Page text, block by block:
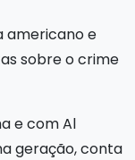
americano e
sobre o crime
e com Al
geração, conta